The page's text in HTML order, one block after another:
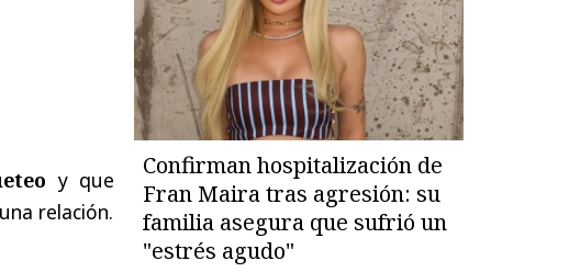
y que
relación.
Confirman hospitalización de
Fran Maira tras agresión: su
familia asegura que sufrió un
"estrés agudo"